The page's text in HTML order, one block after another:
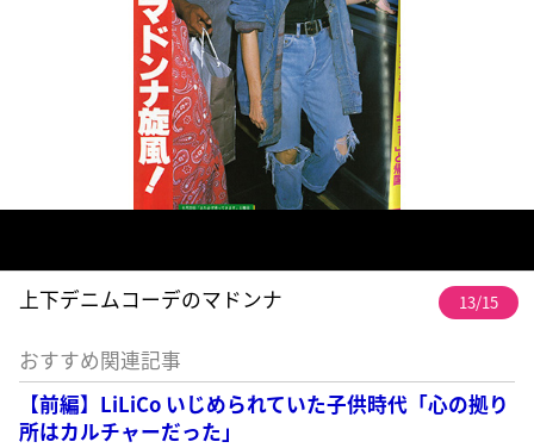
上下デニムコーデのマドンナ 13/15
おすすめ関連記事
【前編】LiLiCo いじめられていた子供時代「心の拠り
所はカルチャーだった」